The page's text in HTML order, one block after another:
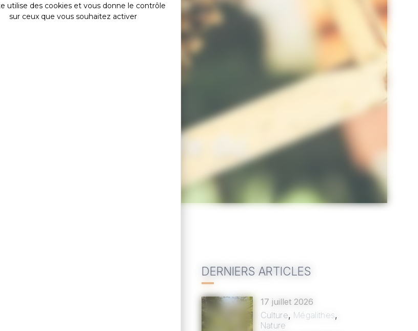
du Golfe du
DERNIERS ARTICLES
17 juillet 2026
Culture, Mégalithes,
Nature
utilise des cookies et vous donne le contrôle
sur ceux que vous souhaitez activer